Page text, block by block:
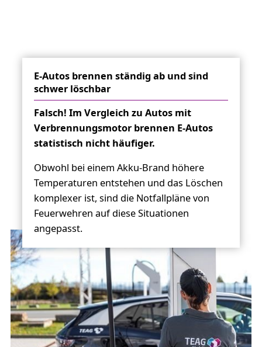
E-Autos brennen ständig ab und sind
schwer löschbar
Falsch! Im Vergleich zu Autos mit
Verbrennungsmotor brennen E-Autos
statistisch nicht häufiger.
Obwohl bei einem Akku-Brand höhere
Temperaturen entstehen und das Löschen
komplexer ist, sind die Notfallpläne von
Feuerwehren auf diese Situationen
angepasst.